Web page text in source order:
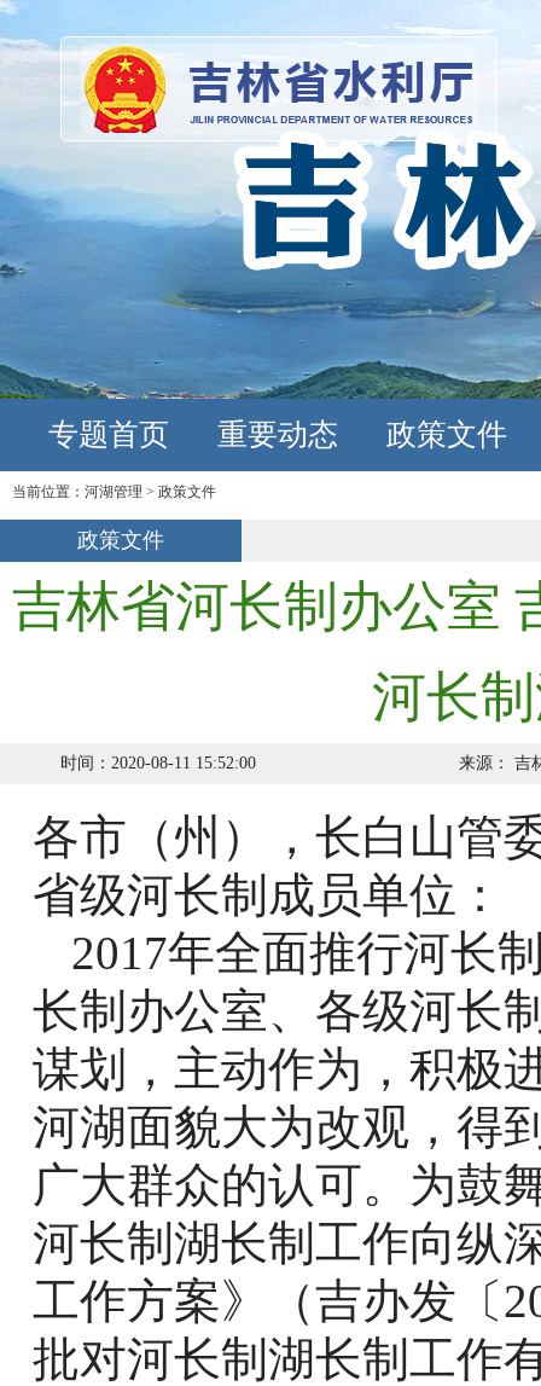
专题首页 重要动态 政策文件
当前位置： 河湖管理 > 政策文件
政策文件
吉林省河长制办公室
河长
时间：2020-08-11 15:52:00 来源： 吉
各市（州），长白山管
省级河长制成员单位：
2017年全面推行河长
长制办公室、各级河长
谋划，主动作为，积极
河湖面貌大为改观，得
广大群众的认可。为鼓
河长制湖长制工作向纵
工作方案》（吉办发〔
批对河长制湖长制工作